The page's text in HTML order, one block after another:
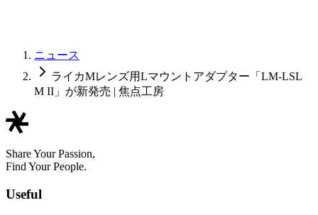
ニュース
ライカMレンズ用Lマウントアダプター「LM-LSL
M II」が新発売 | 焦点工房
Share Your Passion,
Find Your People.
Useful